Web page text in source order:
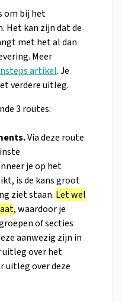
om bij het
Het kan zijn dat de
met het al dan
Meer
artikel. Je
verdere uitleg.
3 routes:
Via deze route
je op het
is de kans groot
ziet staan. Let wel
, waardoor je
of secties
aanwezig zijn in
uitleg over het
uitleg over deze